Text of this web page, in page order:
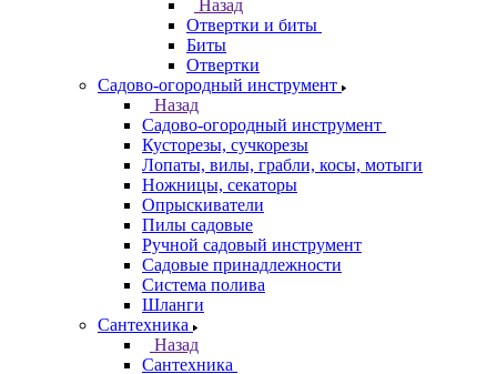
Назад
Отвертки и биты
Биты
Отвертки
Садово-огородный инструмент
Назад
Садово-огородный инструмент
Кусторезы, сучкорезы
Лопаты, вилы, грабли, косы, мотыги
Ножницы, секаторы
Опрыскиватели
Пилы садовые
Ручной садовый инструмент
Садовые принадлежности
Система полива
Шланги
Сантехника
Назад
Сантехника